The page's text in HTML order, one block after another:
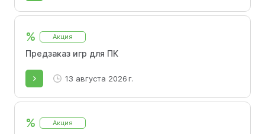
% Акция
Предзаказ игр для ПК
13 августа 2026 г.
% Акция